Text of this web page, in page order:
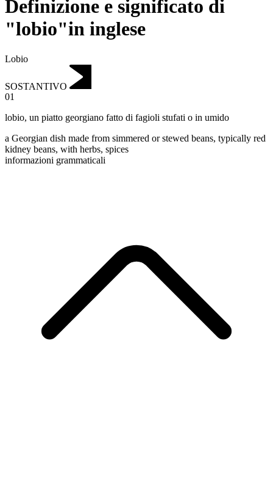
Definizione e significato di
"lobio"in inglese
Lobio
SOSTANTIVO
01
lobio, un piatto georgiano fatto di fagioli stufati o in umido
a Georgian dish made from simmered or stewed beans, typically red
kidney beans, with herbs, spices
informazioni grammaticali